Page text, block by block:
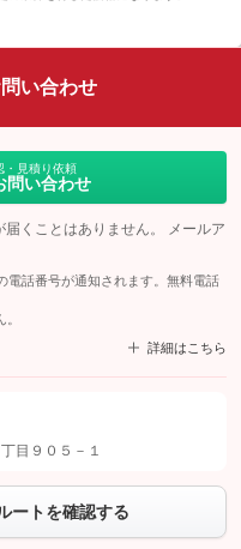
い合わせ
・見積り依頼
問い合わせ
くことはありません。 メールア
話番号が通知されます。無料電話
詳細はこちら
してから「許可する」ボタンを押
て問い合わせを
目９０５－１
ートを確認する